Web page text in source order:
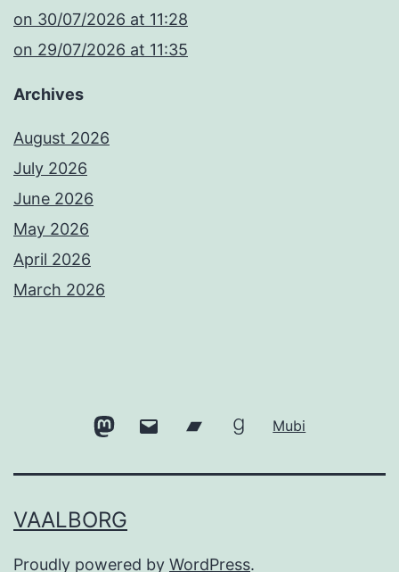
​on 30/07/2026 at 11:28
​on 29/07/2026 at 11:35
Archives
August 2026
July 2026
June 2026
May 2026
April 2026
March 2026
MastodonEmail BandcampGoodreads
Mubi
VAALBORG
Proudly powered by WordPress.